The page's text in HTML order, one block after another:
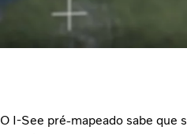
O I-See pré-mapeado sabe que